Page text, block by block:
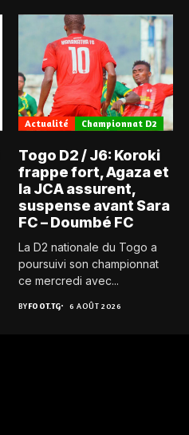
Actualité Championnat D2
Togo D2 / J6: Koroki
frappe fort, Agaza et
la JCA assurent,
suspense avant Sara
FC – Doumbé FC
La D2 nationale du Togo a
poursuivi son championnat
ce mercredi avec...
BYFOOT.TG 6 AOÛT 2026